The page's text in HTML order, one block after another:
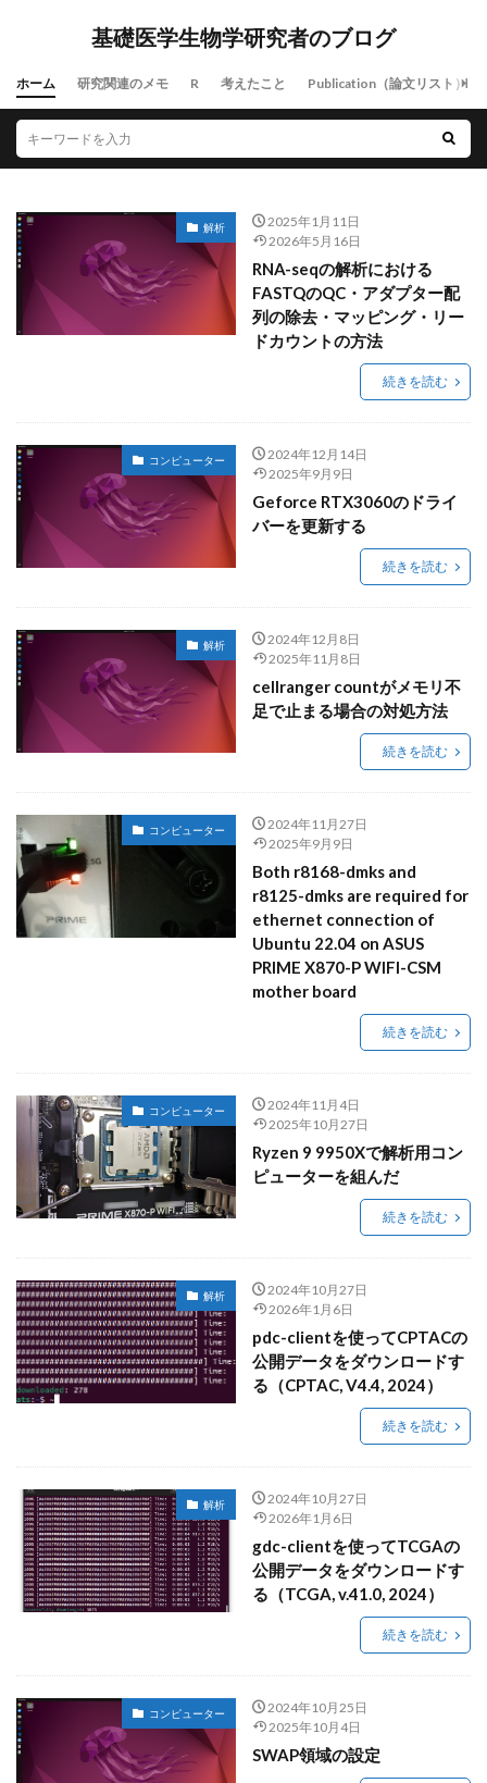
基礎医学生物学研究者のブログ
ホーム 研究関連のメモ R 考えたこと Publication（論文リスト）
解析
2025年1月11日
2026年5月16日
RNA-seqの解析における
FASTQのQC・アダプター配
列の除去・マッピング・リー
ドカウントの方法
続きを読む
コンピューター
2024年12月14日
2025年9月9日
Geforce RTX3060のドライ
バーを更新する
続きを読む
解析
2024年12月8日
2025年11月8日
cellranger countがメモリ不
足で止まる場合の対処方法
続きを読む
コンピューター
2024年11月27日
2025年9月9日
Both r8168-dmks and
r8125-dmks are required for
ethernet connection of
Ubuntu 22.04 on ASUS
PRIME X870-P WIFI-CSM
mother board
続きを読む
コンピューター
2024年11月4日
2025年10月27日
Ryzen 9 9950Xで解析用コン
ピューターを組んだ
続きを読む
解析
2024年10月27日
2026年1月6日
pdc-clientを使ってCPTACの
公開データをダウンロードす
る（CPTAC, V4.4, 2024）
続きを読む
解析
2024年10月27日
2026年1月6日
gdc-clientを使ってTCGAの
公開データをダウンロードす
る（TCGA, v.41.0, 2024）
続きを読む
コンピューター
2024年10月25日
2025年10月4日
SWAP領域の設定